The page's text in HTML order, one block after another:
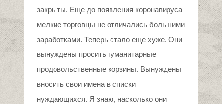
закрыты. Еще до появления коронавируса
мелкие торговцы не отличались большими
заработками. Теперь стало еще хуже. Они
вынуждены просить гуманитарные
продовольственные корзины. Вынуждены
вносить свои имена в списки
нуждающихся. Я знаю, насколько они